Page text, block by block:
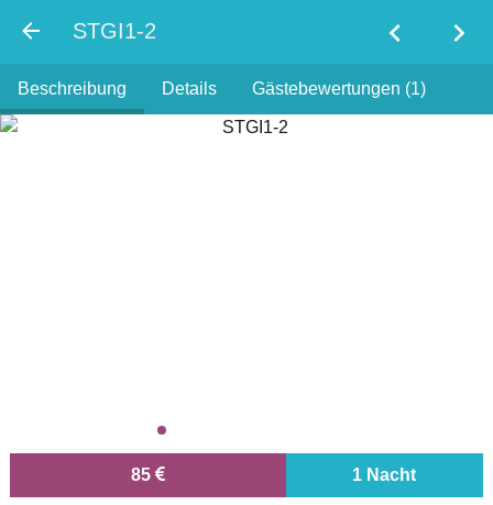
STGI1-2 chevron_left chevron_right
Beschreibung Details Gästebewertungen (1)
85 1 Nacht